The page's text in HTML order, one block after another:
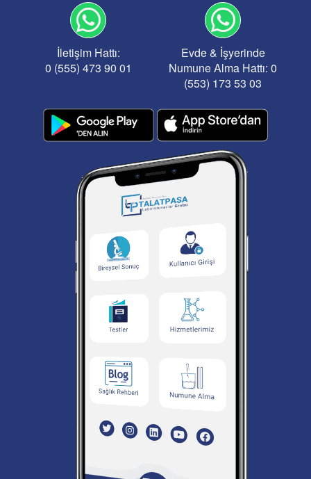
İletişim Hattı:
0 (555) 473 90 01
Evde & İşyerinde
Numune Alma Hattı: 0
(553) 173 53 03